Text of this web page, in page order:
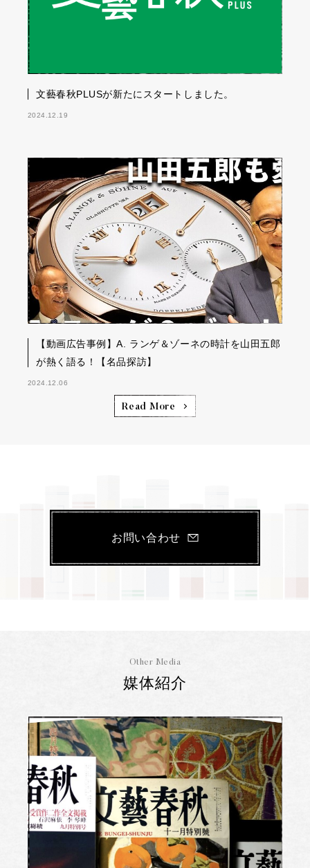
文藝春秋PLUSが新たにスタートしました。
2024.12.19
【動画広告事例】A. ランゲ＆ゾーネの時計を山田五郎
が熱く語る！【名品探訪】
2024.12.06
Read More
お問い合わせ
Other Media
媒体紹介